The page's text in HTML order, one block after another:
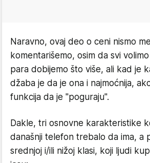
Naravno, ovaj deo o ceni nismo
komentarišemo, osim da svi
para dobijemo što više, ali kad je
džaba je da je ona i najmoćnija,
funkcija da je "poguraju".
Dakle, tri osnovne karakteristike
današnji telefon trebalo da ima, a
srednjoj i/ili nižoj klasi, koji ljudi